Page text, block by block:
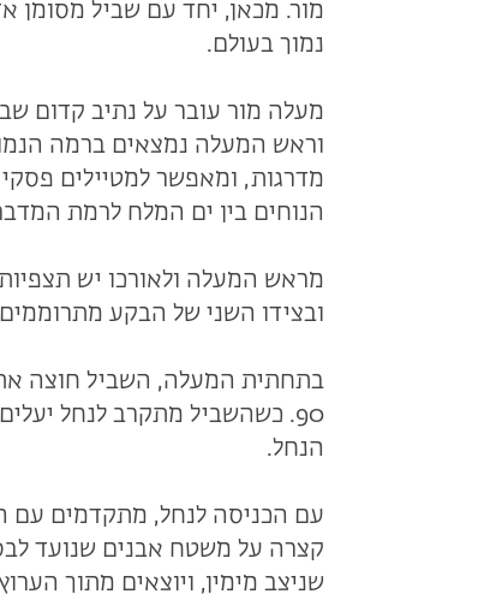
מור. מכאן, יחד עם שביל מסומן
נמוך בעולם.
מעלה מור עובר על נתיב קדום
מדרגות, ומאפשר למטיילים
הנוחים בין ים המלח לרמת
מראש המעלה ולאורכו יש
ובצידו השני של הבקע
בתחתית המעלה, השביל חוצה את
90. כשהשביל מתקרב לנחל
הנחל.
עם הכניסה לנחל, מתקדמים עם
קצרה על משטח אבנים שנועד
שניצב מימין, ויוצאים מתוך